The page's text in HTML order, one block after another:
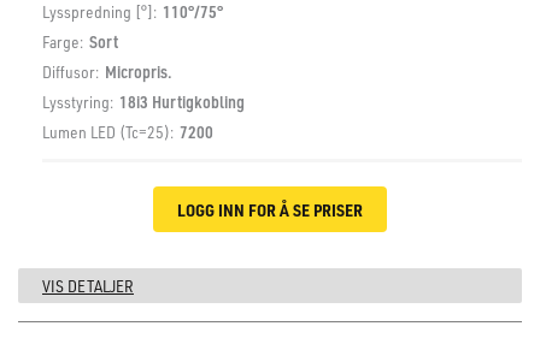
Lysspredning [°]: 110°/75°
Farge: Sort
Diffusor: Micropris.
Lysstyring: 18i3 Hurtigkobling
Lumen LED (Tc=25): 7200
LOGG INN FOR Å SE PRISER
VIS DETALJER